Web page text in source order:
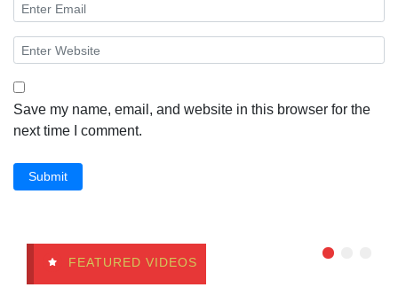
Save my name, email, and website in this browser for the
next time I comment.
Submit
FEATURED VIDEOS